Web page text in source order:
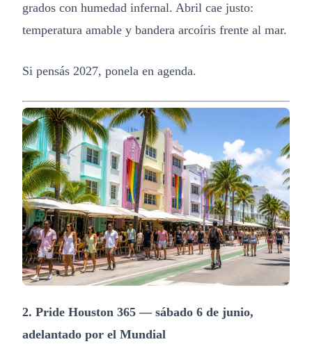
grados con humedad infernal. Abril cae justo:
temperatura amable y bandera arcoíris frente al mar.
Si pensás 2027, ponela en agenda.
2. Pride Houston 365 — sábado 6 de junio,
adelantado por el Mundial